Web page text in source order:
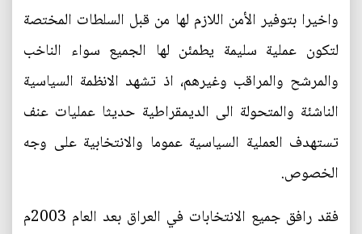
واخيرا بتوفير الأمن اللازم لها من قبل السلطات المختصة
لتكون عملية سليمة يطمئن لها الجميع سواء الناخب
والمرشح والمراقب وغيرهم، اذ تشهد الانظمة السياسية
الناشئة والمتحولة الى الديمقراطية حديثا عمليات عنف
تستهدف العملية السياسية عموما والانتخابية على وجه
الخصوص.
فقد رافق جميع الانتخابات في العراق بعد العام 2003م